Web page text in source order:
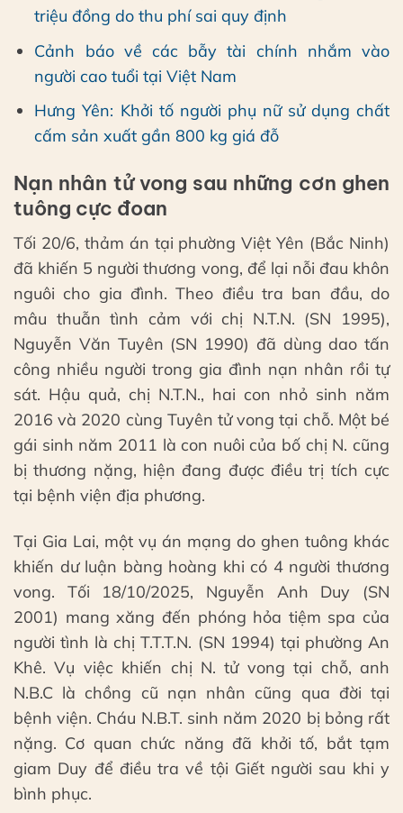
triệu đồng do thu phí sai quy định
Cảnh báo về các bẫy tài chính nhắm vào
người cao tuổi tại Việt Nam
Hưng Yên: Khởi tố người phụ nữ sử dụng chất
cấm sản xuất gần 800 kg giá đỗ
Nạn nhân tử vong sau những cơn ghen
tuông cực đoan
Tối 20/6, thảm án tại phường Việt Yên (Bắc Ninh)
đã khiến 5 người thương vong, để lại nỗi đau khôn
nguôi cho gia đình. Theo điều tra ban đầu, do
mâu thuẫn tình cảm với chị N.T.N. (SN 1995),
Nguyễn Văn Tuyên (SN 1990) đã dùng dao tấn
công nhiều người trong gia đình nạn nhân rồi tự
sát. Hậu quả, chị N.T.N., hai con nhỏ sinh năm
2016 và 2020 cùng Tuyên tử vong tại chỗ. Một bé
gái sinh năm 2011 là con nuôi của bố chị N. cũng
bị thương nặng, hiện đang được điều trị tích cực
tại bệnh viện địa phương.
Tại Gia Lai, một vụ án mạng do ghen tuông khác
khiến dư luận bàng hoàng khi có 4 người thương
vong. Tối 18/10/2025, Nguyễn Anh Duy (SN
2001) mang xăng đến phóng hỏa tiệm spa của
người tình là chị T.T.T.N. (SN 1994) tại phường An
Khê. Vụ việc khiến chị N. tử vong tại chỗ, anh
N.B.C là chồng cũ nạn nhân cũng qua đời tại
bệnh viện. Cháu N.B.T. sinh năm 2020 bị bỏng rất
nặng. Cơ quan chức năng đã khởi tố, bắt tạm
giam Duy để điều tra về tội Giết người sau khi y
bình phục.